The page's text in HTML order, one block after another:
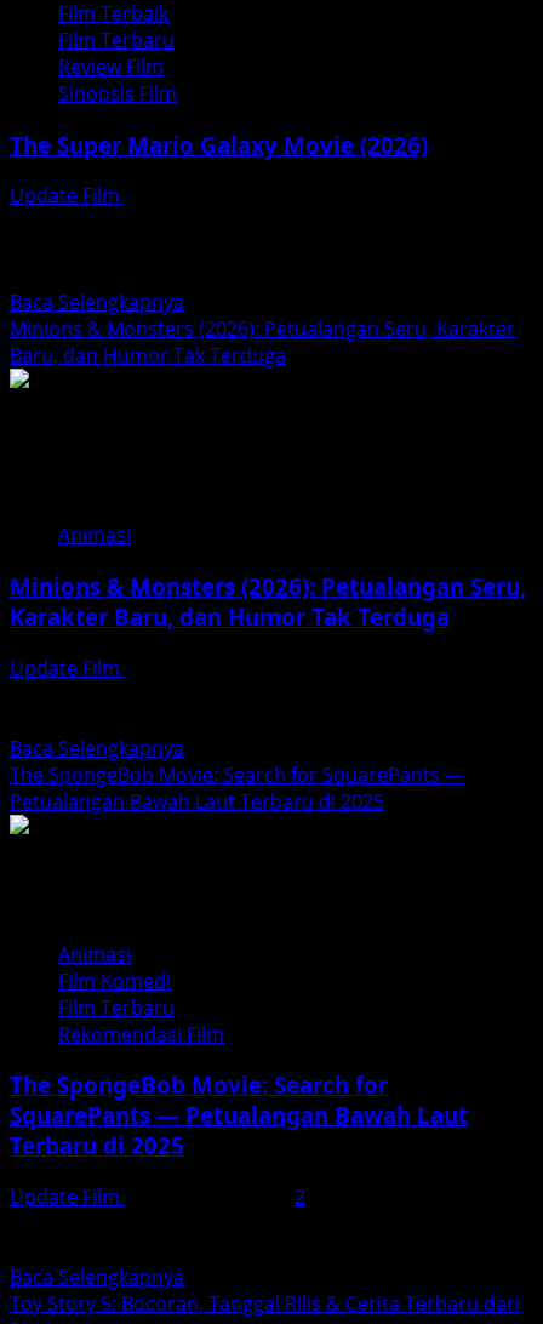
Film Terbaik
Film Terbaru
Review Film
Sinopsis Film
The Super Mario Galaxy Movie (2026)
Update Film
Baca Selengkapnya
more
about
Minions & Monsters (2026): Petualangan Seru, Karakter
Baru, dan Humor Tak Terduga
Animasi
Minions & Monsters (2026): Petualangan Seru,
Karakter Baru, dan Humor Tak Terduga
Update Film
Baca Selengkapnya
more
about
dan
Tak
Terduga
The SpongeBob Movie: Search for SquarePants —
Petualangan Bawah Laut Terbaru di 2025
Animasi
Film Komedi
Film Terbaru
Rekomendasi Film
The SpongeBob Movie: Search for
SquarePants — Petualangan Bawah Laut
Terbaru di 2025
Update Film
2
Baca Selengkapnya
more
Toy Story 5: Bocoran, Tanggal Rilis & Cerita Terbaru dari